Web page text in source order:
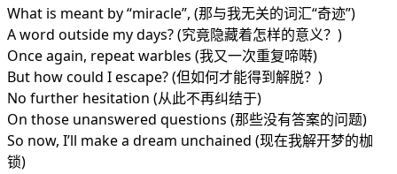
What is meant by “miracle”, (那与我无关的词汇“奇迹”)
A word outside my days? (究竟隐藏着怎样的意义？)
Once again, repeat warbles (我又一次重复啼啭)
But how could I escape? (但如何才能得到解脱？)
No further hesitation (从此不再纠结于)
On those unanswered questions (那些没有答案的问题)
So now, I’ll make a dream unchained (现在我解开梦的枷
锁)